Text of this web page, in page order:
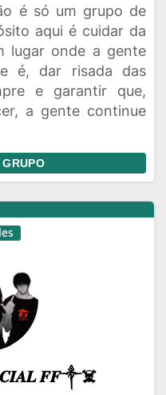
é só um grupo de
aqui é cuidar da
lugar onde a gente
é, dar risada das
e garantir que,
a gente continue
𝑭𝑭༒☠️